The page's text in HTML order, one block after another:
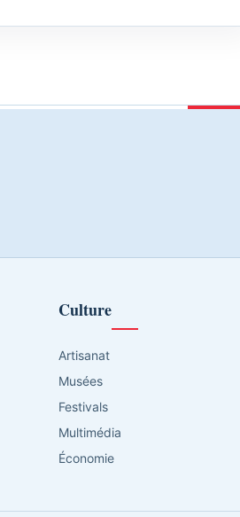
Culture
Artisanat
Musées
Festivals
Multimédia
Économie